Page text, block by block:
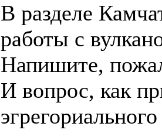
В разделе
работы с
Напишите,
И вопрос, как